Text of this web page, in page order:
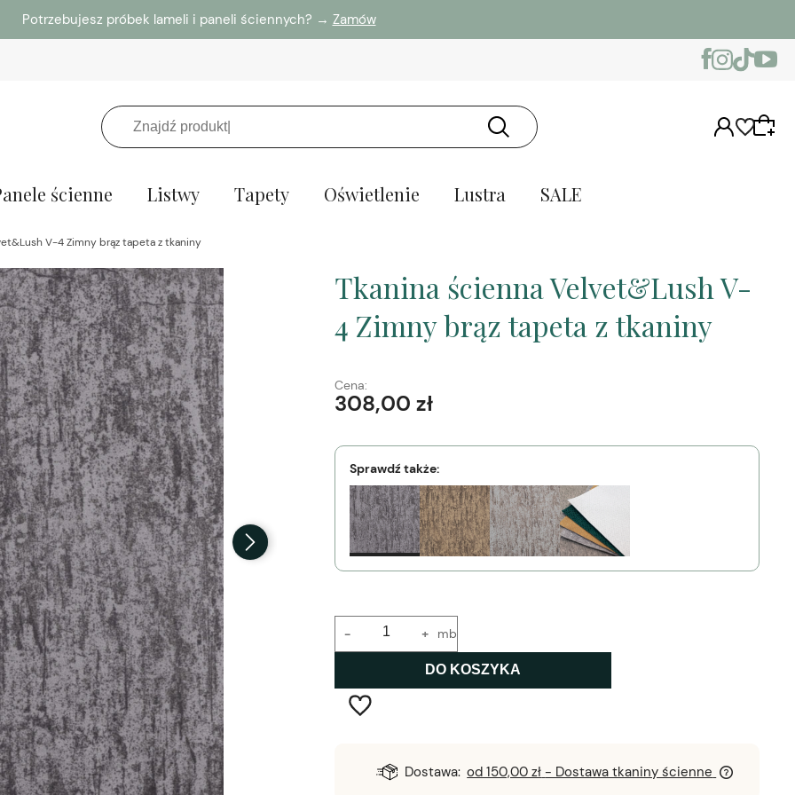
Potrzebujesz próbek lameli i paneli ściennych? → Zamów
ścienne Listwy Tapety Oświetlenie Lustra SALE
V-4 Zimny brąz tapeta z tkaniny
Tkanina ścienna Velvet&Lush V-
4 Zimny brąz tapeta z tkaniny
Cena:
308,00 zł
Sprawdź także:
+
- mb
DO KOSZYKA
Wysyłka w: 2-5 dni robocze Dostawa: od 150,00 zł - Dostawa tkaniny ścienne